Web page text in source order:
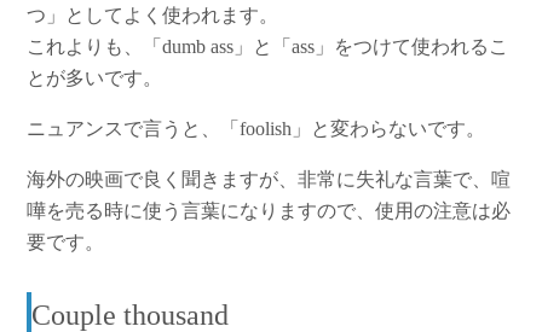
つ」としてよく使われます。
これよりも、「dumb ass」と「ass」をつけて使われるこ
とが多いです。
ニュアンスで言うと、「foolish」と変わらないです。
海外の映画で良く聞きますが、非常に失礼な言葉で、喧
嘩を売る時に使う言葉になりますので、使用の注意は必
要です。
Couple thousand